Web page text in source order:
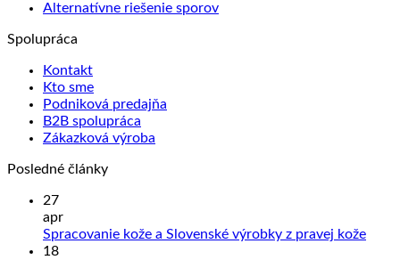
môžete
na
produktu.
Alternatívne riešenie sporov
Spolupráca
Kontakt
Kto sme
Podniková predajňa
B2B spolupráca
Zákazková výroba
Posledné články
27
apr
Spracovanie kože a Slovenské výrobky z pravej kože
18